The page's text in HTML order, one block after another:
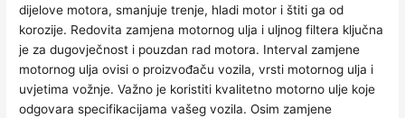
dijelove motora, smanjuje trenje, hladi motor i štiti ga od
korozije. Redovita zamjena motornog ulja i uljnog filtera ključna
je za dugovječnost i pouzdan rad motora. Interval zamjene
motornog ulja ovisi o proizvođaču vozila, vrsti motornog ulja i
uvjetima vožnje. Važno je koristiti kvalitetno motorno ulje koje
odgovara specifikacijama vašeg vozila. Osim zamjene